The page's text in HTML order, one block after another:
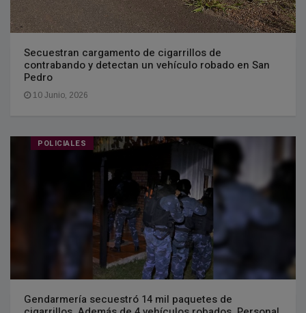
Secuestran cargamento de cigarrillos de
contrabando y detectan un vehículo robado en San
Pedro
10 Junio, 2026
POLICIALES
Gendarmería secuestró 14 mil paquetes de